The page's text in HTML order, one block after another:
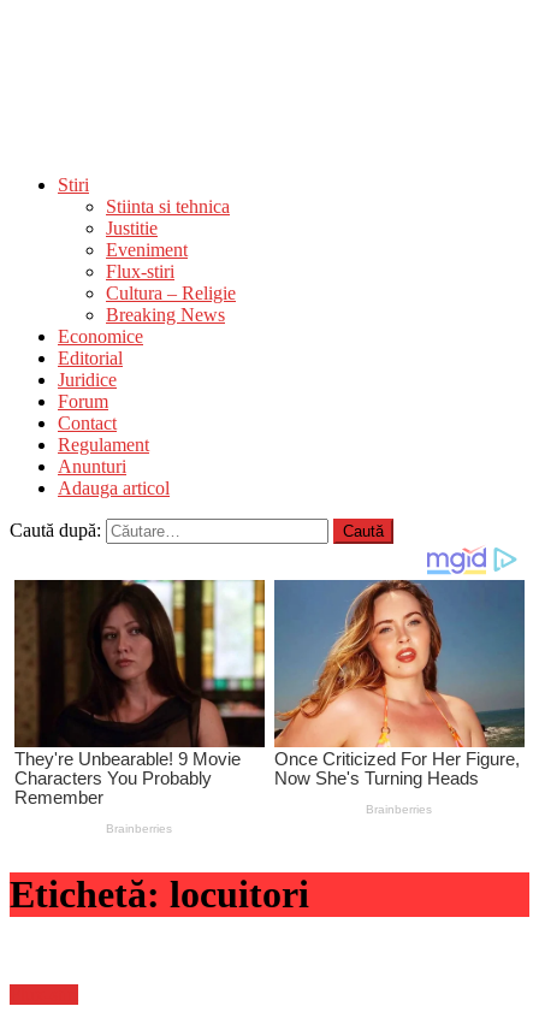
Stiri
Stiinta si tehnica
Justitie
Eveniment
Flux-stiri
Cultura – Religie
Breaking News
Economice
Editorial
Juridice
Forum
Contact
Regulament
Anunturi
Adauga articol
Caută după:
Etichetă: locuitori